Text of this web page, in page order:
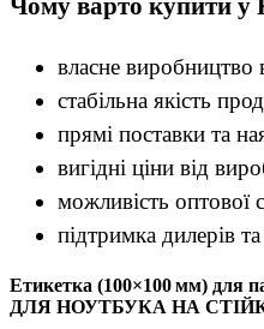
власне виробництво
стабільна якість
прямі поставки та
вигідні ціни від
можливість оптової
підтримка дилерів
Етикетка (100×100 мм) для
ДЛЯ НОУТБУКА НА